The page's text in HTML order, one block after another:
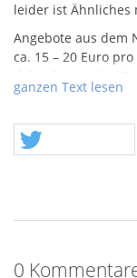
leider ist Ähnliches
Angebote aus dem
ca. 15 – 20 Euro
daber hinter den
Silberfedern, zu
Effekte liegen
den Artigel erhöht
Stücke aus dem
ganzen Text lesen
0